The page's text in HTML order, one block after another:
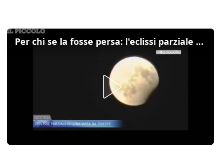
Per chi se la fosse persa: l'eclissi parziale di luna da Trieste